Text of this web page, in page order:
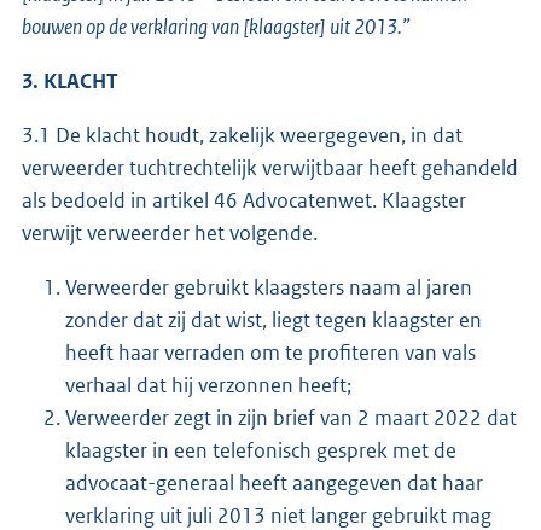
bouwen op de verklaring van [klaagster] uit 2013.”
3. KLACHT
3.1 De klacht houdt, zakelijk weergegeven, in dat
verweerder tuchtrechtelijk verwijtbaar heeft gehandeld
als bedoeld in artikel 46 Advocatenwet. Klaagster
verwijt verweerder het volgende.
Verweerder gebruikt klaagsters naam al jaren
zonder dat zij dat wist, liegt tegen klaagster en
heeft haar verraden om te profiteren van vals
verhaal dat hij verzonnen heeft;
Verweerder zegt in zijn brief van 2 maart 2022 dat
klaagster in een telefonisch gesprek met de
advocaat-generaal heeft aangegeven dat haar
verklaring uit juli 2013 niet langer gebruikt mag